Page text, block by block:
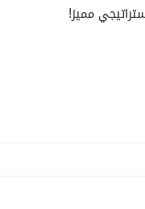
مميز!